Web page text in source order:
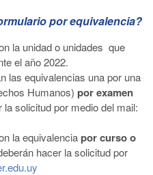
por equivalencia?
la unidad o unidades que
el año 2022.
las equivalencias una por una
Humanos) por examen
la solicitud por medio del mail:
la equivalenciapor curso o
hacer la solicitud por